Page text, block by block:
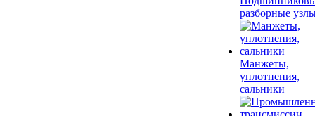
разборные
Манжеты,
уплотнения,
сальники